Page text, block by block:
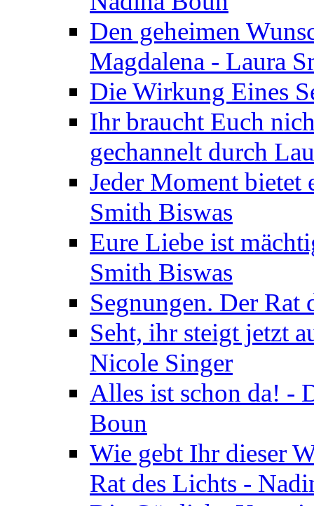
Den geheimen
Magdalena - Laura
Die Wirkung Eines
Ihr braucht Euch
gechannelt durch
Jeder Moment bietet
Smith Biswas
Eure Liebe ist
Smith Biswas
Segnungen. Der
Seht, ihr steigt jetzt
Nicole Singer
Alles ist schon da! -
Boun
Wie gebt Ihr dieser
Rat des Lichts -